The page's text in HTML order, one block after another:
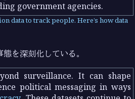
government agencies.
data to track people. Here’s how data
を深刻化している。
surveillance. It can shape
political messaging in ways